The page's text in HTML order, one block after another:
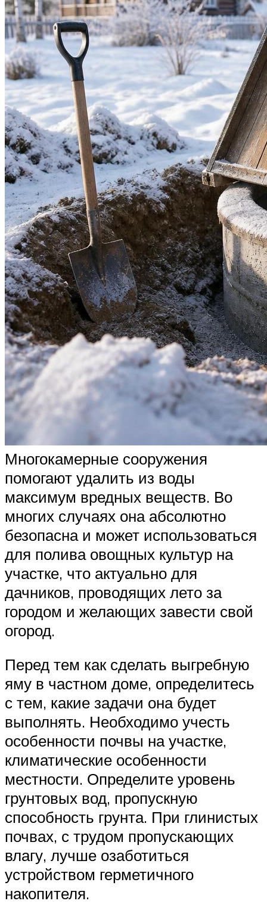
Многокамерные сооружения
помогают удалить из воды
максимум вредных веществ. Во
многих случаях она абсолютно
безопасна и может использоваться
для полива овощных культур на
участке, что актуально для
дачников, проводящих лето за
городом и желающих завести свой
огород.
Перед тем как сделать выгребную
яму в частном доме, определитесь
с тем, какие задачи она будет
выполнять. Необходимо учесть
особенности почвы на участке,
климатические особенности
местности. Определите уровень
грунтовых вод, пропускную
способность грунта. При глинистых
почвах, с трудом пропускающих
влагу, лучше озаботиться
устройством герметичного
накопителя.